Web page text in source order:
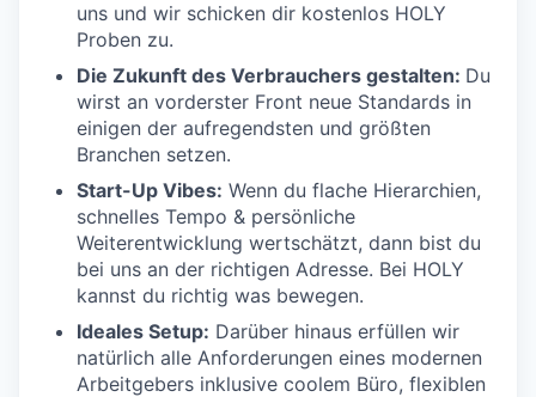
uns und wir schicken dir kostenlos HOLY
Proben zu.
Die Zukunft des Verbrauchers gestalten: Du
wirst an vorderster Front neue Standards in
einigen der aufregendsten und größten
Branchen setzen.
Start-Up Vibes: Wenn du flache Hierarchien,
schnelles Tempo & persönliche
Weiterentwicklung wertschätzt, dann bist du
bei uns an der richtigen Adresse. Bei HOLY
kannst du richtig was bewegen.
Ideales Setup: Darüber hinaus erfüllen wir
natürlich alle Anforderungen eines modernen
Arbeitgebers inklusive coolem Büro, flexiblen